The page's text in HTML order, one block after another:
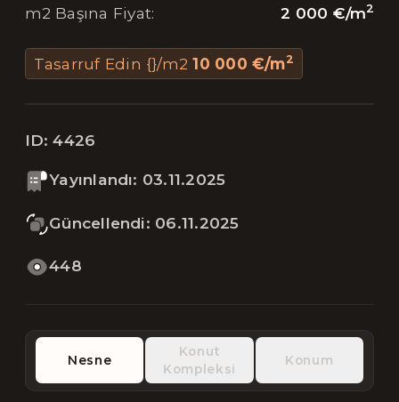
m2 Başına Fiyat: 2 000 €/m2
Tasarruf Edin {}/m2 10 000 €/m2
ID:4426
Yayınlandı: 03.11.2025
Güncellendi: 06.11.2025
448
Nesne
Konut
Kompleksi
Konum